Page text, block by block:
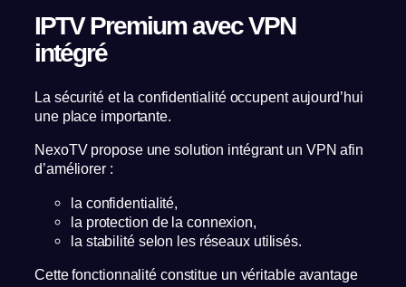
IPTV Premium avec VPN
intégré
La sécurité et la confidentialité occupent aujourd’hui
une place importante.
NexoTV propose une solution intégrant un VPN afin
d’améliorer :
la confidentialité,
la protection de la connexion,
la stabilité selon les réseaux utilisés.
Cette fonctionnalité constitue un véritable avantage